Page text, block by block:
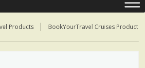
Products BookYourTravel Cruises Product